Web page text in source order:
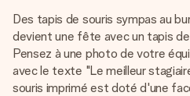
Des tapis de souris sympas au
devient une fête avec un tapis
Pensez à une photo de votre
avec le texte "Le meilleur
souris imprimé est doté d'une